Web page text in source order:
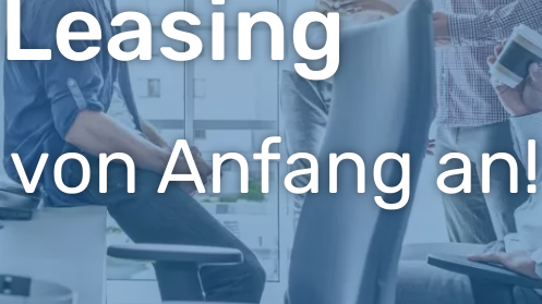
Anfang an!